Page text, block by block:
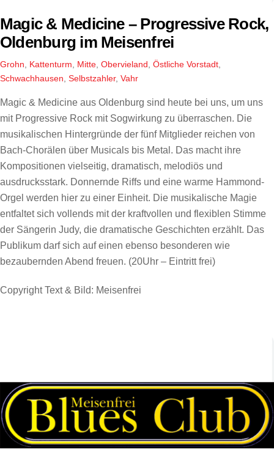
Magic & Medicine – Progressive Rock,
Oldenburg im Meisenfrei
Grohn, Kattenturm, Mitte, Obervieland, Östliche Vorstadt,
Schwachhausen, Selbstzahler, Vahr
Magic & Medicine aus Oldenburg sind heute bei uns, um uns
mit Progressive Rock mit Sogwirkung zu überraschen. Die
musikalischen Hintergründe der fünf Mitglieder reichen von
Bach-Chorälen über Musicals bis Metal. Das macht ihre
Kompositionen vielseitig, dramatisch, melodiös und
ausdrucksstark. Donnernde Riffs und eine warme Hammond-
Orgel werden hier zu einer Einheit. Die musikalische Magie
entfaltet sich vollends mit der kraftvollen und flexiblen Stimme
der Sängerin Judy, die dramatische Geschichten erzählt. Das
Publikum darf sich auf einen ebenso besonderen wie
bezaubernden Abend freuen. (20Uhr – Eintritt frei)
Copyright Text & Bild: Meisenfrei